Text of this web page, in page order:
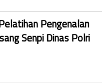
Pengenalan
Senpi Dinas Polri